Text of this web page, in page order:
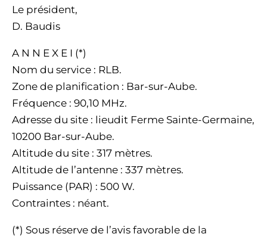
Le président,
D. Baudis
A N N E X E I (*)
Nom du service : RLB.
Zone de planification : Bar-sur-Aube.
Fréquence : 90,10 MHz.
Adresse du site : lieudit Ferme Sainte-Germaine,
10200 Bar-sur-Aube.
Altitude du site : 317 mètres.
Altitude de l’antenne : 337 mètres.
Puissance (PAR) : 500 W.
Contraintes : néant.
(*) Sous réserve de l’avis favorable de la